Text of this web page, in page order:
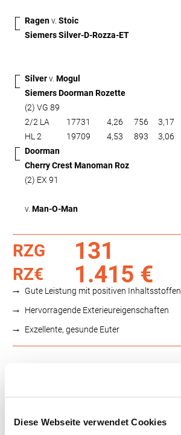
Diese Webseite verwendet Cookies
Ragenv. Stoic
Siemers Silver-D-Rozza-ET
Silverv. Mogul
Siemers Doorman Rozette
(2) VG 89
2/2 LA
17731 4,26 756 3,17
HL 2
19709 4,53 893 3,06
Doorman
Cherry Crest Manoman Roz
(2) EX 91
v. Man-O-Man
RZG 131
RZ€ 1.415 €
Gute Leistung mit positiven Inhaltsstoffen
Hervorragende Exterieureigenschaften
Exzellente, gesunde Euter